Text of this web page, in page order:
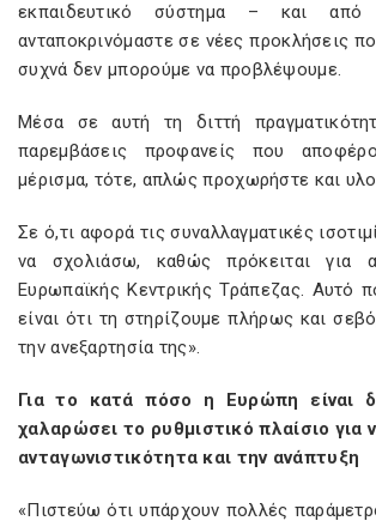
εκπαιδευτικό σύστημα – και
ανταποκρινόμαστε σε νέες προκλήσεις
συχνά δεν μπορούμε να προβλέψουμε.
Μέσα σε αυτή τη διττή
παρεμβάσεις προφανείς που
μέρισμα, τότε, απλώς προχωρήστε και
Σε ό,τι αφορά τις συναλλαγματικές
να σχολιάσω, καθώς πρόκειται για
Ευρωπαϊκής Κεντρικής Τράπεζας. Αυτό
είναι ότι τη στηρίζουμε πλήρως και
την ανεξαρτησία της».
Για το κατά πόσο η Ευρώπη είναι
χαλαρώσει το ρυθμιστικό πλαίσιο για
ανταγωνιστικότητα και την ανάπτυξη
«Πιστεύω ότι υπάρχουν πολλές